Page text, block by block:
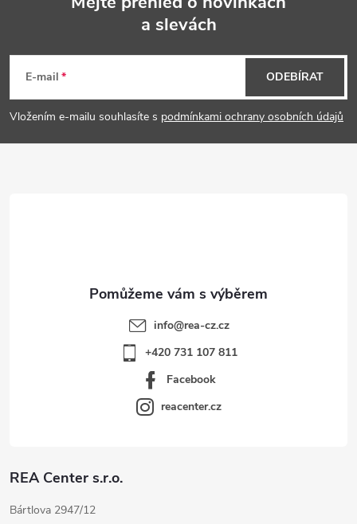
p
a
a slevách
E-mail
Vložením e-mailu souhlasíte s podmínkami ochrany osobních údajů
ODEBÍRAT
REA Center s.r.o.
Bártlova 2947/12
info@rea-cz.cz
+420 731 107 811
Facebook
reacenter.cz